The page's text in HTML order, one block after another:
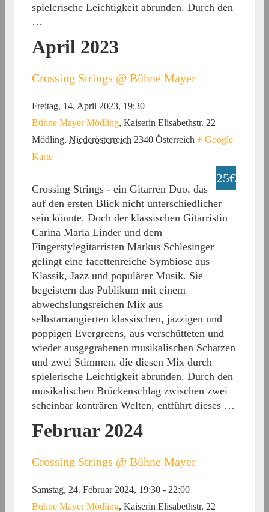
spielerische Leichtigkeit abrunden. Durch den
…
April 2023
Crossing Strings @ Bühne Mayer
Freitag, 14. April 2023, 19:30
Bühne Mayer Mödling, Kaiserin Elisabethstr. 22
Mödling, Niederösterreich 2340 Österreich + Google
Karte
25€
Crossing Strings - ein Gitarren Duo, das
auf den ersten Blick nicht unterschiedlicher
sein könnte. Doch der klassischen Gitarristin
Carina Maria Linder und dem
Fingerstylegitarristen Markus Schlesinger
gelingt eine facettenreiche Symbiose aus
Klassik, Jazz und populärer Musik. Sie
begeistern das Publikum mit einem
abwechslungsreichen Mix aus
selbstarrangierten klassischen, jazzigen und
poppigen Evergreens, aus verschütteten und
wieder ausgegrabenen musikalischen Schätzen
und zwei Stimmen, die diesen Mix durch
spielerische Leichtigkeit abrunden. Durch den
musikalischen Brückenschlag zwischen zwei
scheinbar konträren Welten, entführt dieses …
Februar 2024
Crossing Strings @ Bühne Mayer
Samstag, 24. Februar 2024, 19:30 - 22:00
Bühne Mayer Mödling, Kaiserin Elisabethstr. 22